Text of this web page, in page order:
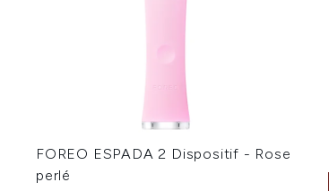
FOREO ESPADA 2 Dispositif - Rose
perlé